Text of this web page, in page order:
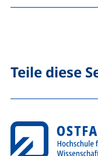
Teile diese